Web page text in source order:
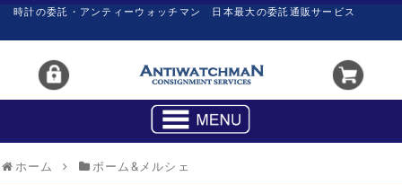
時計の委託・アンティーウォッチマン 日本最大の委託通販サービス
ホーム ボーム&メルシェ